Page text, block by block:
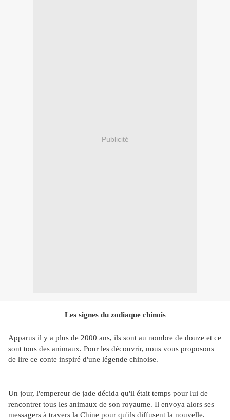
Publicité
Les signes du zodiaque chinois
Apparus il y a plus de 2000 ans, ils sont au nombre de douze et ce
sont tous des animaux. Pour les découvrir, nous vous proposons
de lire ce conte inspiré d'une légende chinoise.
Un jour, l'empereur de jade décida qu'il était temps pour lui de
rencontrer tous les animaux de son royaume. Il envoya alors ses
messagers à travers la Chine pour qu'ils diffusent la nouvelle.